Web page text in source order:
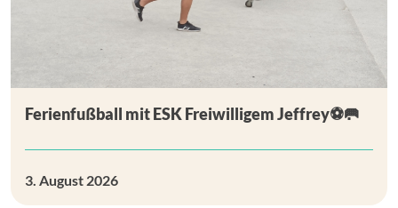
Ferienfußball mit ESK Freiwilligem Jeffrey⚽🥅
3. August 2026